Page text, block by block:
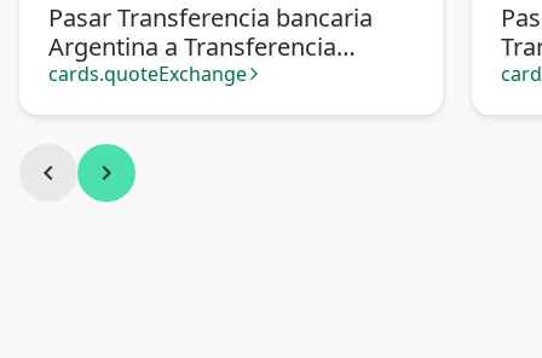
Pasar Transferencia bancaria
Argentina a Transferencia
bancaria Perú
cards.quoteExchange arrow_forward_ios
chevron_left chevron_right